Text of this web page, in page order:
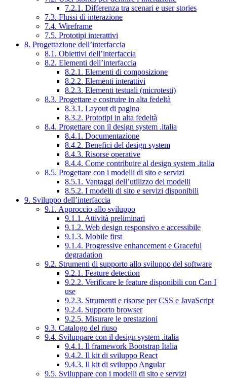
7.2.1. Differenza tra scenari e user stories
7.3. Flussi di interazione
7.4. Wireframe
7.5. Prototipi interattivi
8. Progettazione dell’interfaccia
8.1. Obiettivi dell’interfaccia
8.2. Elementi dell’interfaccia
8.2.1. Elementi di composizione
8.2.2. Elementi interattivi
8.2.3. Elementi testuali (microtesti)
8.3. Progettare e costruire in alta fedeltà
8.3.1. Layout di pagina
8.3.2. Prototipi in alta fedeltà
8.4. Progettare con il design system .italia
8.4.1. Documentazione
8.4.2. Benefici del design system
8.4.3. Risorse operative
8.4.4. Come contribuire al design system .italia
8.5. Progettare con i modelli di sito e servizi
8.5.1. Vantaggi dell’utilizzo dei modelli
8.5.2. I modelli di sito e servizi disponibili
9. Sviluppo dell’interfaccia
9.1. Approccio allo sviluppo
9.1.1. Attività preliminari
9.1.2. Web design responsivo e accessibile
9.1.3. Mobile first
9.1.4. Progressive enhancement e Graceful
degradation
9.2. Strumenti di supporto allo sviluppo del software
9.2.1. Feature detection
9.2.2. Verificare le feature disponibili con Can I
use
9.2.3. Strumenti e risorse per CSS e JavaScript
9.2.4. Supporto browser
9.2.5. Misurare le prestazioni
9.3. Catalogo del riuso
9.4. Sviluppare con il design system .italia
9.4.1. Il framework Bootstrap Italia
9.4.2. Il kit di sviluppo React
9.4.3. Il kit di sviluppo Angular
9.5. Sviluppare con i modelli di sito e servizi